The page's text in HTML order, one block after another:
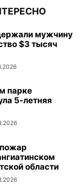
мужчину
$3 тысяч
парке
5-летняя
области